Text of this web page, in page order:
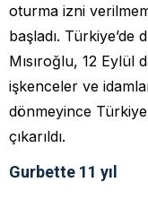
oturma izni
başladı. Türkiye’de
Mısıroğlu, 12 Eylül
işkenceler ve
dönmeyince
çıkarıldı.
Gurbette 11 yıl